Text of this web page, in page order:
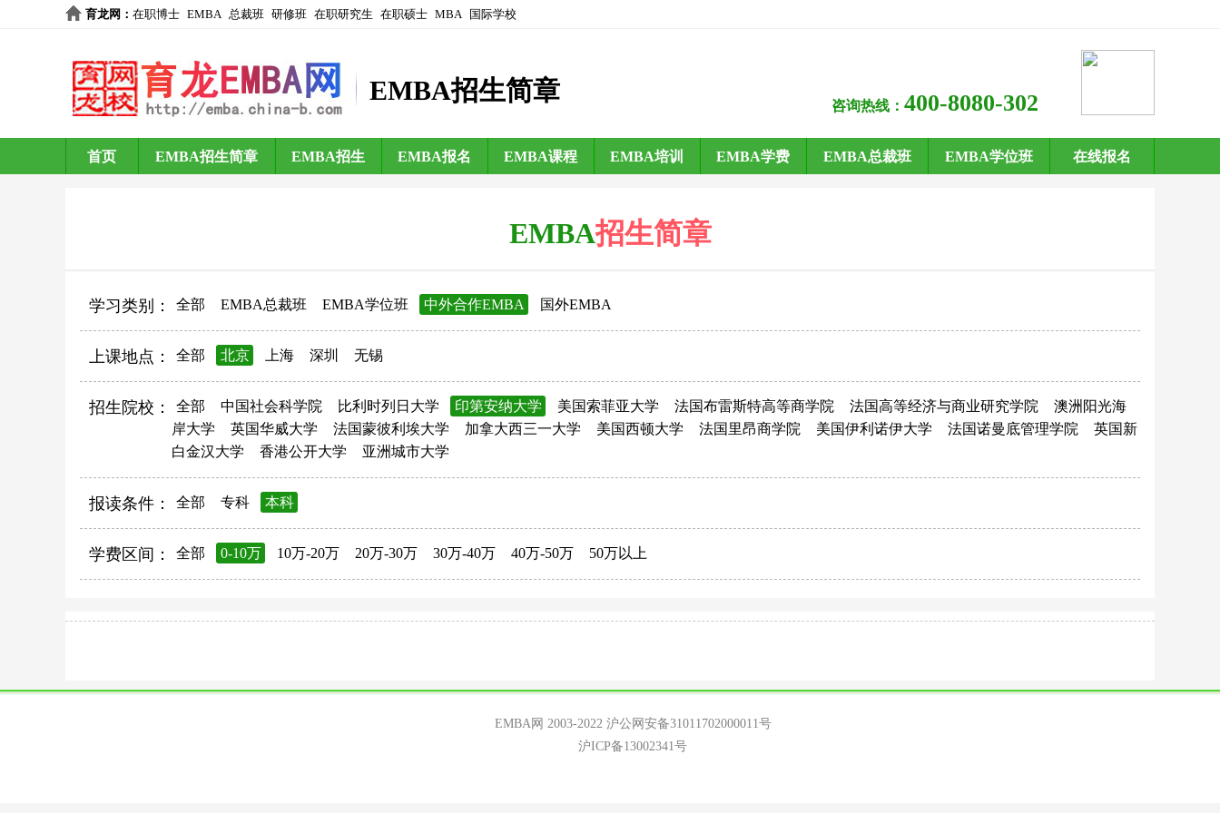
育龙网 ： 在职博士 EMBA 总裁班 研修班 在职研究生 在职硕士 MBA 国际学校
EMBA招生简章
咨询热线： 400-8080-302
首页 EMBA招生简章 EMBA招生 EMBA报名 EMBA课程 EMBA培训 EMBA学费 EMBA总裁班 EMBA学位班 在线报名
EMBA招生简章
学习类别： 全部 EMBA总裁班 EMBA学位班 中外合作EMBA 国外EMBA
上课地点： 全部 北京 上海 深圳 无锡
招生院校： 全部 中国社会科学院 比利时列日大学 印第安纳大学 美国索菲亚大学 法国布雷斯特高等商学院 法国高等经济与商业研究学院
澳洲阳光海
岸大学
英国华威大学 法国蒙彼利埃大学 加拿大西三一大学 美国西顿大学 法国里昂商学院 美国伊利诺伊大学 法国诺曼底管理学院
英国新
白金汉大学
香港公开大学 亚洲城市大学
报读条件： 全部 专科 本科
学费区间： 全部 0-10万 10万-20万 20万-30万 30万-40万 40万-50万 50万以上
EMBA网 2003-2022 沪公网安备31011702000011号
沪ICP备13002341号